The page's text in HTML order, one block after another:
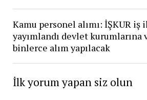
Kamu personel alımı: İŞKUR iş
yayımlandı devlet kurumlarına
binlerce alım yapılacak
İlk yorum yapan siz olun